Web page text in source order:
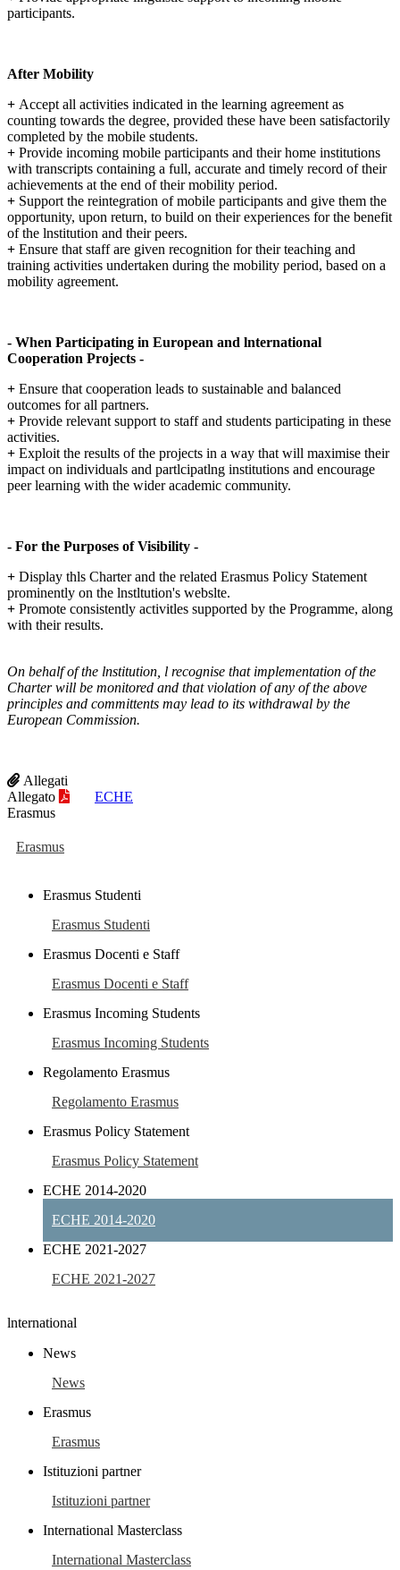
participants.
After Mobility
+ Accept all activities indicated in the learning agreement as
counting towards the degree, provided these have been satisfactorily
completed by the mobile students.
+ Provide incoming mobile participants and their home institutions
with transcripts containing a full, accurate and timely record of their
achievements at the end of their mobility period.
+ Support the reintegration of mobile participants and give them the
opportunity, upon return, to build on their experiences for the benefit
of the lnstitution and their peers.
+ Ensure that staff are given recognition for their teaching and
training activities undertaken during the mobility period, based on a
mobility agreement.
- When Participating in European and lnternational
Cooperation Projects -
+ Ensure that cooperation leads to sustainable and balanced
outcomes for all partners.
+ Provide relevant support to staff and students participating in these
activities.
+ Exploit the results of the projects in a way that will maximise their
impact on individuals and partlcipatlng institutions and encourage
peer learning with the wider academic community.
- For the Purposes of Visibility -
+ Display thls Charter and the related Erasmus Policy Statement
prominently on the lnstltution's webslte.
+ Promote consistently activitles supported by the Programme, along
with their results.
On behalf of the lnstitution, l recognise that implementation of the
Charter will be monitored and that violation of any of the above
principles and committents may lead to its withdrawal by the
European Commission.
Allegati
Allegato
ECHE
Erasmus
Erasmus
Erasmus Studenti
Erasmus Studenti
Erasmus Docenti e Staff
Erasmus Docenti e Staff
Erasmus Incoming Students
Erasmus Incoming Students
Regolamento Erasmus
Regolamento Erasmus
Erasmus Policy Statement
Erasmus Policy Statement
ECHE 2014-2020
ECHE 2014-2020
ECHE 2021-2027
ECHE 2021-2027
lnternational
News
News
Erasmus
Erasmus
Istituzioni partner
Istituzioni partner
International Masterclass
International Masterclass